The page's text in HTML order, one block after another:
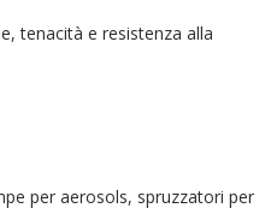
tenacità e resistenza alla
per aerosols, spruzzatori per